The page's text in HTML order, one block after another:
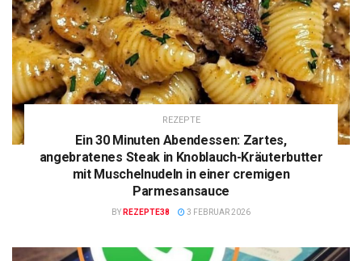
REZEPTE
Ein 30 Minuten Abendessen: Zartes,
angebratenes Steak in Knoblauch-Kräuterbutter
mit Muschelnudeln in einer cremigen
Parmesansauce
BY REZEPTE38 3 FEBRUAR 2026